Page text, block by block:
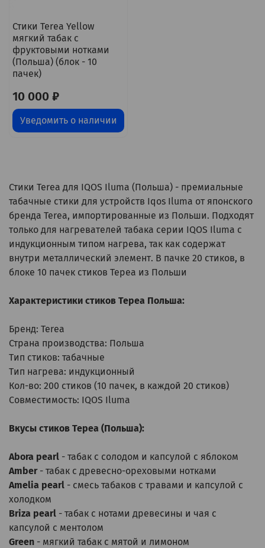
Стики Terea Yellow
мягкий табак с
фруктовыми нотками
(Польша) (блок - 10
пачек)
10 000 ₽
Уведомить о наличии
Стики Terea для IQOS Iluma (Польша) - премиальные
табачные стики для устройств Iqos Iluma от японского
бренда Terea, импортированные из Польши. Подходят
только для нагревателей табака серии IQOS Iluma с
индукционным типом нагрева, так как содержат
внутри металлический элемент. В пачке 20 стиков, в
блоке 10 пачек стиков Тереа из Польши
Характеристики стиков Тереа Польша:
Бренд: Terea
Страна производства: Польша
Тип стиков: табачные
Тип нагрева: индукционный
Кол-во: 200 стиков (10 пачек, в каждой 20 стиков)
Совместимость: IQOS Iluma
Вкусы стиков Тереа (Польша):
Abora pearl - табак с солодом и капсулой с яблоком
Amber - табак с древесно-ореховыми нотками
Amelia pearl - смесь табаков с травами и капсулой с
холодком
Briza pearl - табак с нотами древесины и чая с
капсулой с ментолом
Green - мягкий табак с мятой и лимоном